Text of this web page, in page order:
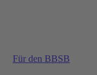
Für den BBSB